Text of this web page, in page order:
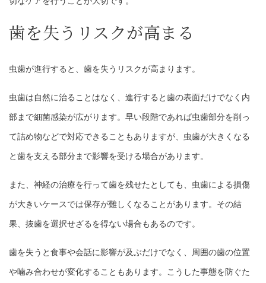
歯を失うリスクが高まる
虫歯が進行すると、歯を失うリスクが高まります。
虫歯は自然に治ることはなく、進行すると歯の表面だけでなく内
部まで細菌感染が広がります。早い段階であれば虫歯部分を削っ
て詰め物などで対応できることもありますが、虫歯が大きくなる
と歯を支える部分まで影響を受ける場合があります。
また、神経の治療を行って歯を残せたとしても、虫歯による損傷
が大きいケースでは保存が難しくなることがあります。その結
果、抜歯を選択せざるを得ない場合もあるのです。
歯を失うと食事や会話に影響が及ぶだけでなく、周囲の歯の位置
や噛み合わせが変化することもあります。こうした事態を防ぐた